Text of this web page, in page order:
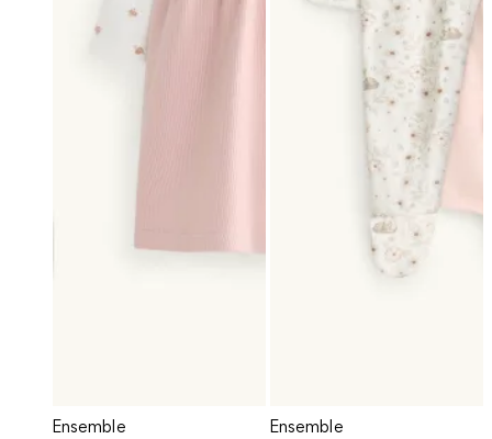
Ensemble
Ensemble